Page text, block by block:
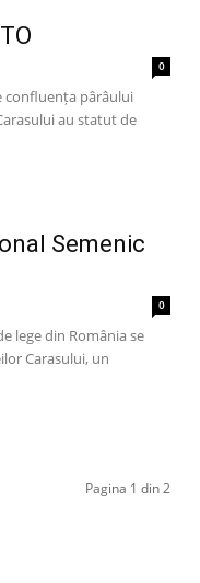
0
confluența pârâului
au statut de
Semenic
0
lege din România se
Carasului, un
Pagina 1 din 2